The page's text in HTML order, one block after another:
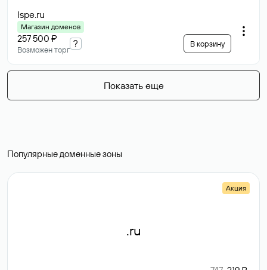
lspe.ru
Магазин доменов
257 500 ₽
Возможен торг
? В корзину
Показать еще
Популярные доменные зоны
Акция
.ru